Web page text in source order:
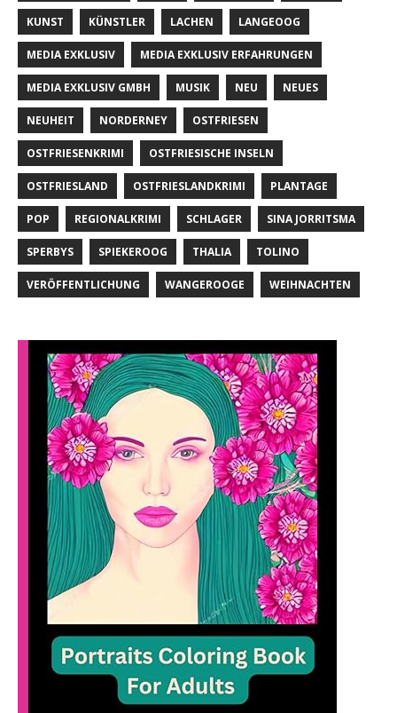
KUNST KÜNSTLER LACHEN LANGEOOG
MEDIA EXKLUSIV MEDIA EXKLUSIV ERFAHRUNGEN
MEDIA EXKLUSIV GMBH MUSIK NEU NEUES
NEUHEIT NORDERNEY OSTFRIESEN
OSTFRIESENKRIMI OSTFRIESISCHE INSELN
OSTFRIESLAND OSTFRIESLANDKRIMI PLANTAGE
POP REGIONALKRIMI SCHLAGER SINA JORRITSMA
SPERBYS SPIEKEROOG THALIA TOLINO
VERÖFFENTLICHUNG WANGEROOGE WEIHNACHTEN